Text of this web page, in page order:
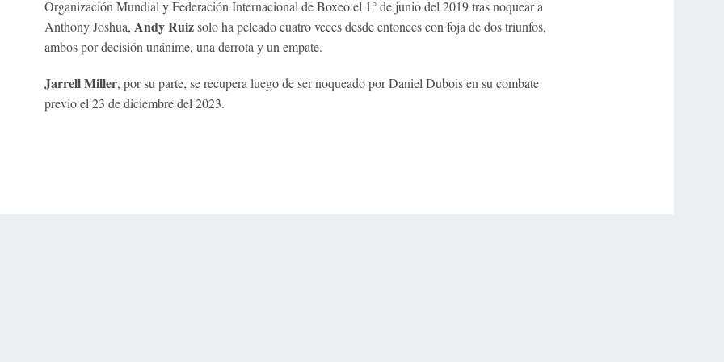
Organización Mundial y Federación Internacional de Boxeo el 1° de junio del 2019 tras noquear a
Anthony Joshua, Andy Ruizsolo ha peleado cuatro veces desde entonces con foja de dos triunfos,
ambos por decisión unánime, una derrota y un empate.
Jarrell Miller, por su parte, se recupera luego de ser noqueado por Daniel Dubois en su combate
previo el 23 de diciembre del 2023.